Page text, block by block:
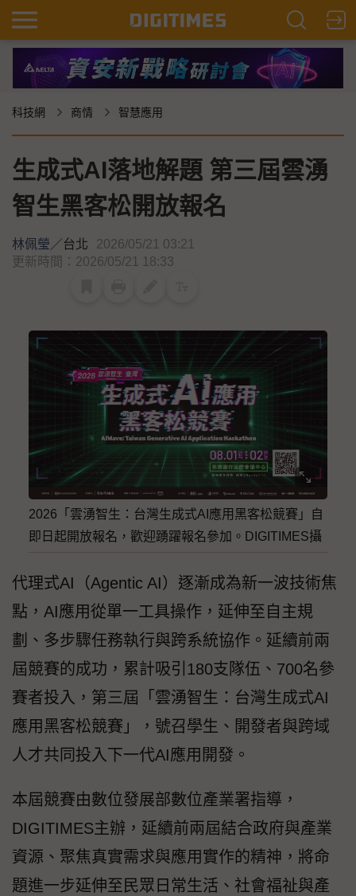
科技網 商情 智慧應用
生成式AI落地解題 第三屆雲湧
智生黑客松開放報名
林佩瑩／台北
2026/05/21 03:21
更新時間：2026/05/21 18:33
2026「雲湧智生：台灣生成式AI應用黑客松競賽」自
即日起開放報名，歡迎踴躍報名參加。DIGITIMES攝
代理式AI（Agentic AI）逐漸成為新一波技術焦
點，AI應用從單一工具操作，延伸至自主規
劃、多步驟任務執行與跨系統協作。延續前兩
屆競賽的成功，累計吸引180支隊伍、700名參
賽者投入，第三屆「雲湧智生：台灣生成式AI
應用黑客松競賽」，號召學生、開發者與跨域
人才共同投入下一代AI應用開發。
本屆競賽由數位發展部數位產業署指導，
DIGITIMES主辦，延續前兩屆結合政府與產業
資源、聚焦真實需求與應用實作的精神，將命
題進一步延伸至民眾日常生活、社會福祉與產